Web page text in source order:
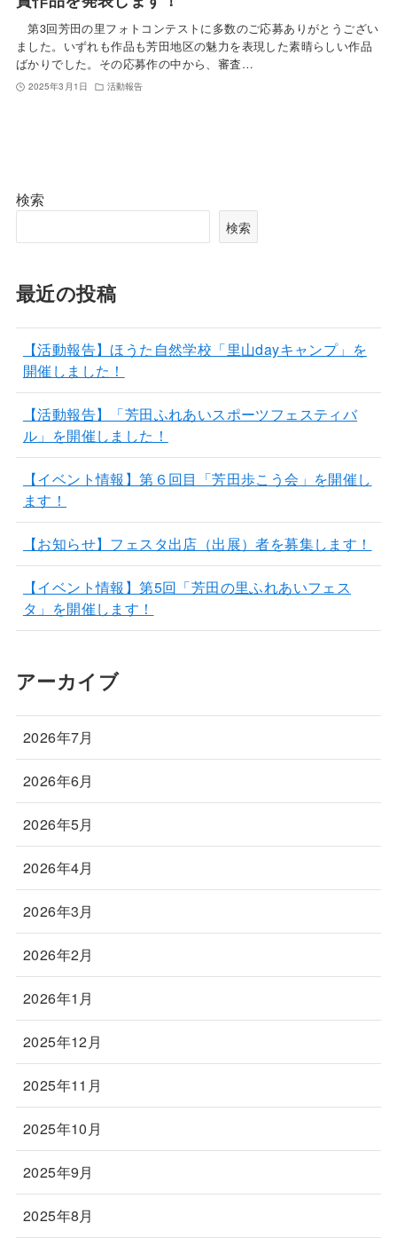
第3回芳田の里フォトコンテストに多数のご応募ありがとうござい
ました。いずれも作品も芳田地区の魅力を表現した素晴らしい作品
ばかりでした。その応募作の中から、審査…
2025年3月1日 活動報告
検索
検索
最近の投稿
【活動報告】ほうた自然学校「里山dayキャンプ」を
開催しました！
【活動報告】「芳田ふれあいスポーツフェスティバ
ル」を開催しました！
【イベント情報】第６回目「芳田歩こう会」を開催し
ます！
【お知らせ】フェスタ出店（出展）者を募集します！
【イベント情報】第5回「芳田の里ふれあいフェス
タ」を開催します！
アーカイブ
2026年7月
2026年6月
2026年5月
2026年4月
2026年3月
2026年2月
2026年1月
2025年12月
2025年11月
2025年10月
2025年9月
2025年8月